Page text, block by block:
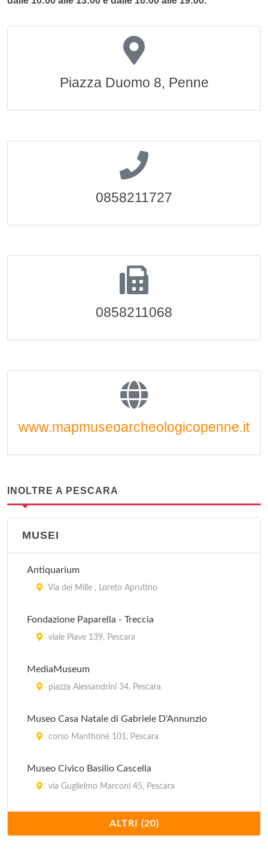
Piazza Duomo 8, Penne
0858211727
0858211068
www.mapmuseoarcheologicopenne.it
INOLTRE A PESCARA
MUSEI
Antiquarium
Via dei Mille , Loreto Aprutino
Fondazione Paparella - Treccia
viale Piave 139, Pescara
MediaMuseum
piazza Alessandrini 34, Pescara
Museo Casa Natale di Gabriele D'Annunzio
corso Manthonè 101, Pescara
Museo Civico Basilio Cascella
via Guglielmo Marconi 45, Pescara
Museo Civico Diocesano
piazza Del Duomo 7, Penne
ALTRI (20)